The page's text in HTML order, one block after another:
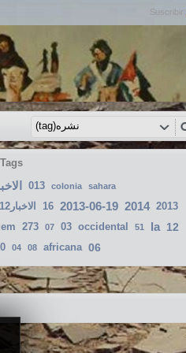
Suscribir:
013 colonia sahara
الاخبار2012-03-13 16 2013-06-19 2014 2013
273 07 03 occidental 51 la 12
04 08 africana 06